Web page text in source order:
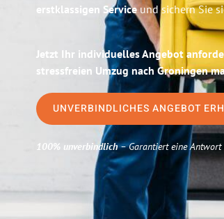
erstklassigen Serviceund sichern Sie
Jetzt Ihr individuelles Angebot
stressfreien Umzug nach Groningen
UNVERBINDLICHES ANGEBOT
100% unverbindlich– Garantiert eine Antwort